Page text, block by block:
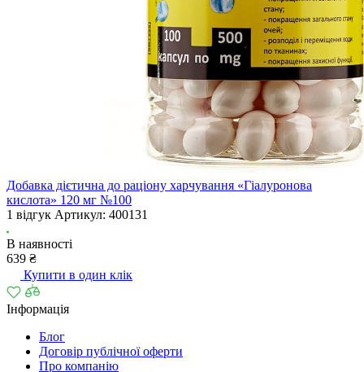
Добавка дієтична до раціону харчування «Гіалуронова
кислота» 120 мг №100
1 відгук Артикул: 400131
В наявності
639 ₴
Купити в один клік
Інформація
Блог
Договір публічної оферти
Про компанію